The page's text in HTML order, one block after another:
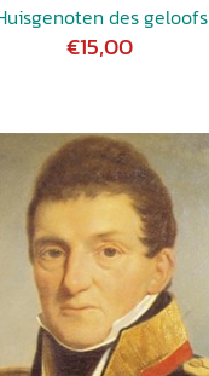
des geloofs
€15,00